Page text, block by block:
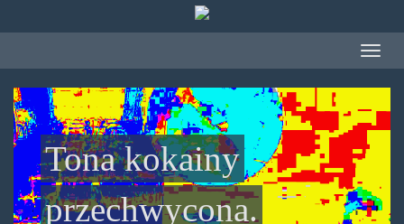
Toggle
Tona kokainy
przechwycona.